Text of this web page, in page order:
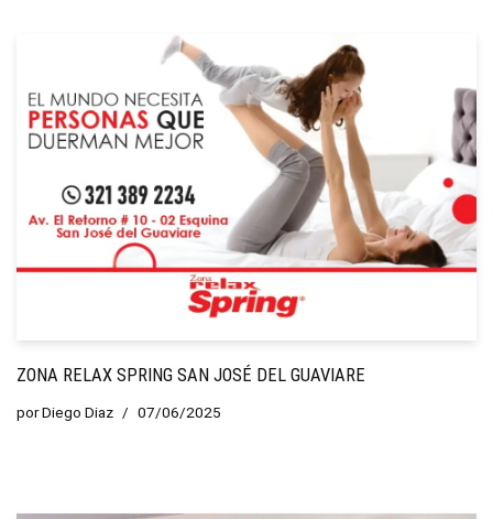
ZONA RELAX SPRING SAN JOSÉ DEL GUAVIARE
porDiego Diaz 07/06/2025